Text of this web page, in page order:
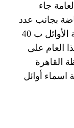
جاء
بجانب عدد
من طلاب الأدبي ، حيث تم عمل قائمة الأوائل ب 40
العام على
القاهرة
اسماء أوائل